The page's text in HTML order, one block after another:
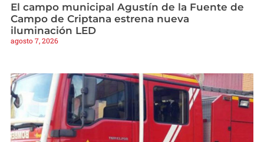
El campo municipal Agustín de la Fuente de
Campo de Criptana estrena nueva
iluminación LED
agosto 7, 2026